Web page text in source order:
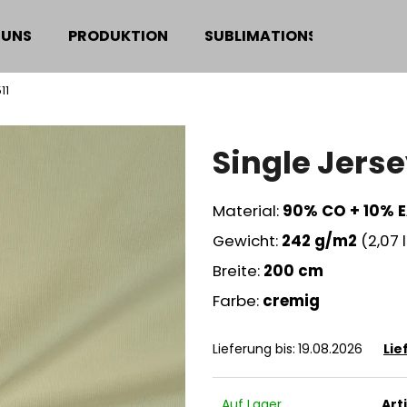
PRODUKTION SUBLIMATIONSDRUCK
Single
Material: 90% CO + 10%
Gewicht: 242 g/m2 (2,07
Breite: 200 cm
Farbe: cremig
Lieferung bis: 19.08.2026
SUCHEN